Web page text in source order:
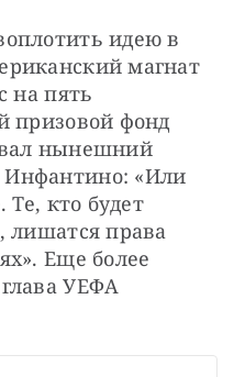
идею в
магнат
на пять
призовой фонд
нынешний
«Или
кто будет
лишатся права
Еще более
УЕФА